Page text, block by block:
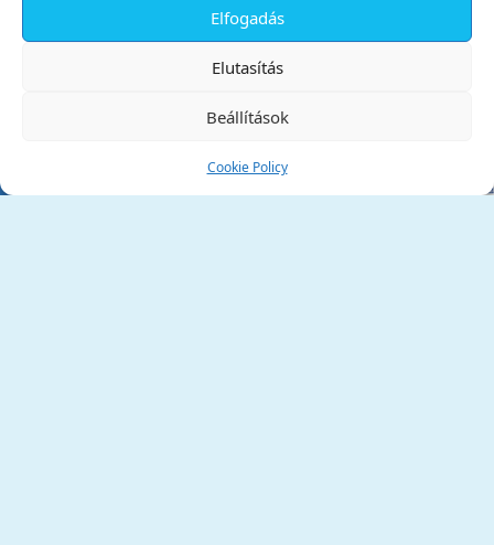
Elfogadás
Elutasítás
Beállítások
Cookie Policy
Tata Város Önkormányzata
✕